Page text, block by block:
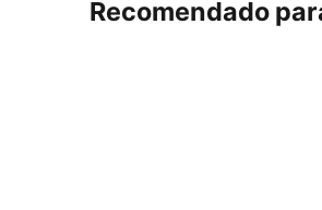
Recomendado